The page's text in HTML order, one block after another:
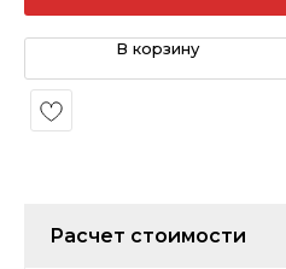
В корзину